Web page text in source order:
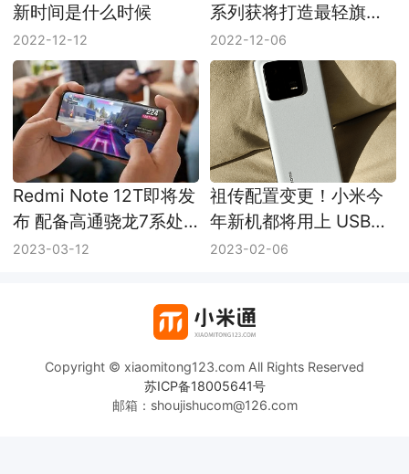
新时间是什么时候
2022-12-12
系列获将打造最轻旗舰
手机
2022-12-06
Redmi Note 12T即将发
布 配备高通骁龙7系处
理器
2023-03-12
祖传配置变更！小米今
年新机都将用上 USB
3.X
2023-02-06
Copyright © xiaomitong123.com All Rights Reserved
苏ICP备18005641号
邮箱：shoujishucom@126.com